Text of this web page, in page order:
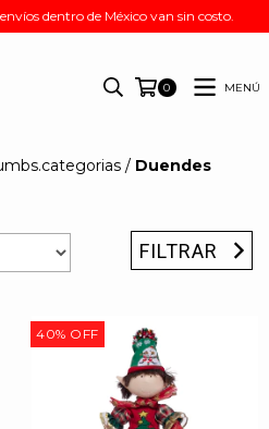
dentro de México van sin costo.
0 MENÚ
/ Duendes
FILTRAR
40% OFF